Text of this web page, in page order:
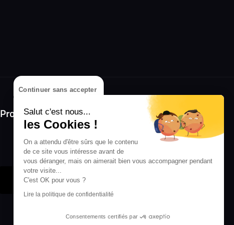
Continuer sans accepter
Salut c'est nous...
les Cookies !
On a attendu d'être sûrs que le contenu
de ce site vous intéresse avant de
vous déranger, mais on aimerait bien vous accompagner pendant
votre visite...
C'est OK pour vous ?
Lire la politique de confidentialité
Consentements certifiés par
Prolongez l'expérience avec l'application
RIFFX !
Disponible sur l'App Store et Google Play